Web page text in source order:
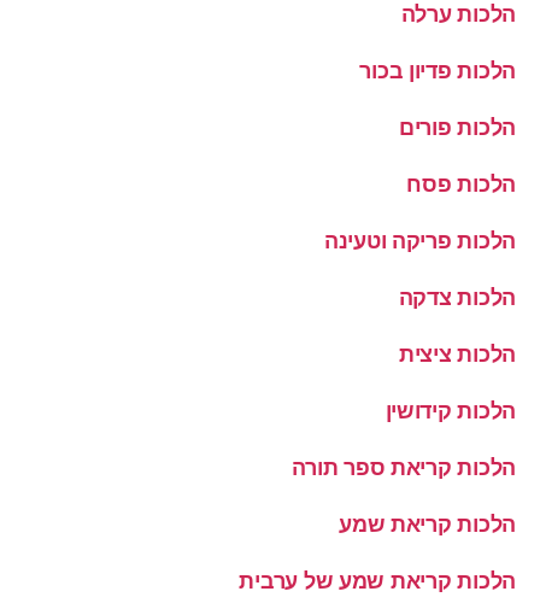
הלכות ערלה
הלכות פדיון בכור
הלכות פורים
הלכות פסח
הלכות פריקה וטעינה
הלכות צדקה
הלכות ציצית
הלכות קידושין
הלכות קריאת ספר תורה
הלכות קריאת שמע
הלכות קריאת שמע של ערבית